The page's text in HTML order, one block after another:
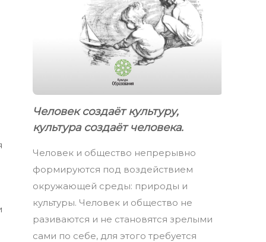
Человек создаёт культуру,
культура создаёт человека.
Человек и общество непрерывно
формируются под воздействием
окружающей среды: природы и
культуры. Человек и общество не
разиваются и не становятся зрелыми
сами по себе, для этого требуется